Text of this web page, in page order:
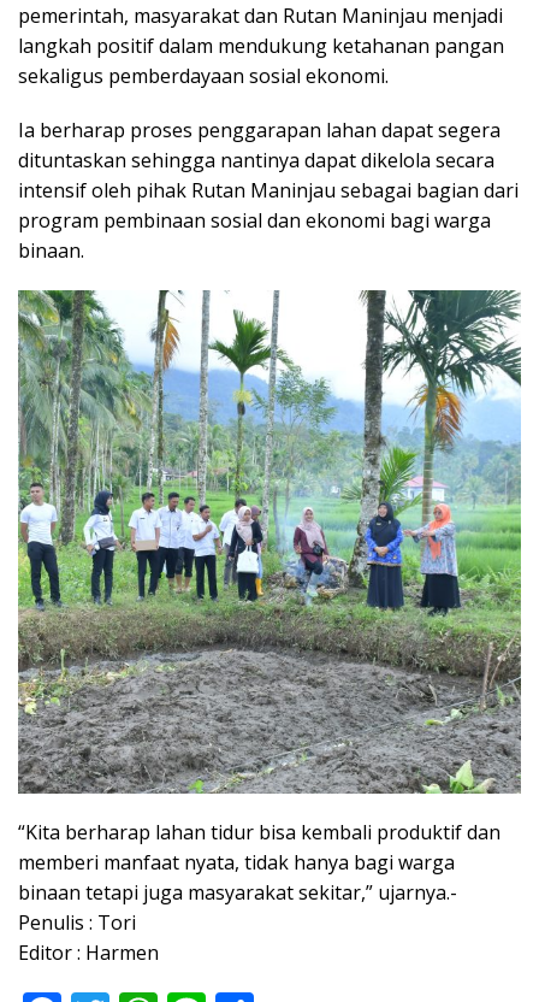
pemerintah, masyarakat dan Rutan Maninjau menjadi
langkah positif dalam mendukung ketahanan pangan
sekaligus pemberdayaan sosial ekonomi.
Ia berharap proses penggarapan lahan dapat segera
dituntaskan sehingga nantinya dapat dikelola secara
intensif oleh pihak Rutan Maninjau sebagai bagian dari
program pembinaan sosial dan ekonomi bagi warga
binaan.
“Kita berharap lahan tidur bisa kembali produktif dan
memberi manfaat nyata, tidak hanya bagi warga
binaan tetapi juga masyarakat sekitar,” ujarnya.-
Penulis : Tori
Editor : Harmen